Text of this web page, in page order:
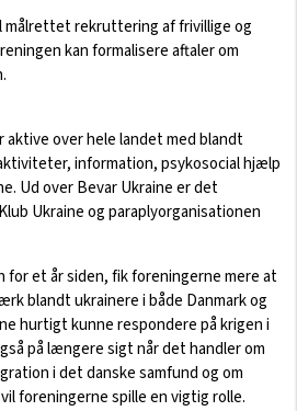
målrettet rekruttering af frivillige og
kan formalisere aftaler om
aktive over hele landet med blandt
information, psykosocial hjælp
Ud over Bevar Ukraine er det
Ukraine og paraplyorganisationen
for et år siden, fik foreningerne mere at
blandt ukrainere i både Danmark og
hurtigt kunne respondere på krigen i
på længere sigt når det handler om
i det danske samfund og om
foreningerne spille en vigtig rolle.